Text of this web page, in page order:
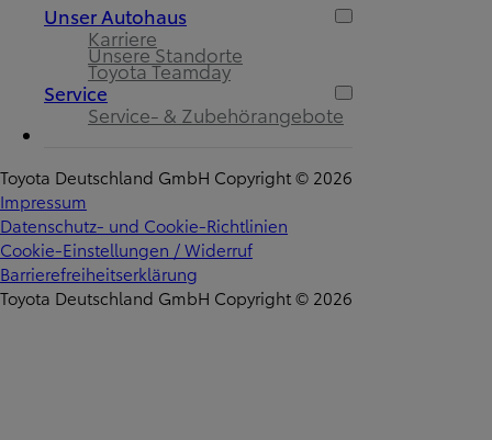
Unser Autohaus
Karriere
Unsere Standorte
Toyota Teamday
Service
Service- & Zubehörangebote
Toyota Deutschland GmbH Copyright © 2026
Impressum
Datenschutz- und Cookie-Richtlinien
Cookie-Einstellungen / Widerruf
Barrierefreiheitserklärung
Toyota Deutschland GmbH Copyright © 2026